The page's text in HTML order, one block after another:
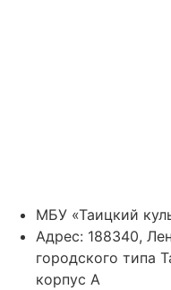
МБУ «Таицкий
Адрес: 188340,
городского типа
корпус А